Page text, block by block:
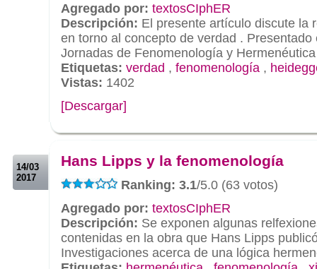
Agregado por: textosCIphER
Descripción: El presente artículo discute la
en torno al concepto de verdad .
Jornadas de Fenomenología y
Etiquetas: verdad , fenomenología ,
Vistas: 1402
[Descargar]
14/03
2017
Hans Lipps y la fenomenología
Ranking: 3.1/5.0 (63 votos)
Agregado por: textosCIphER
Descripción: Se exponen algunas
contenidas en la obra que Hans Lipps
Investigaciones acerca de una lógica